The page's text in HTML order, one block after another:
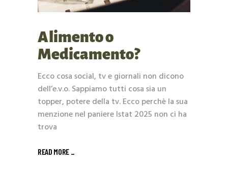
Alimento o
Medicamento?
Ecco cosa social, tv e giornali non dicono
dell’e.v.o. Sappiamo tutti cosa sia un
topper, potere della tv. Ecco perchè la sua
menzione nel paniere Istat 2025 non ci ha
trova
READ MORE _